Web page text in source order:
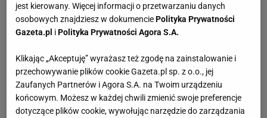
jest kierowany. Więcej informacji o przetwarzaniu danych
osobowych znajdziesz w dokumenciePolityka Prywatności
Gazeta.pl iPolityka Prywatności Agora S.A.
Klikając „Akceptuję” wyrażasz też zgodę na zainstalowanie i
przechowywanie plików cookie Gazeta.pl sp. z o.o., jej
Zaufanych Partnerów i Agora S.A. na Twoim urządzeniu
końcowym. Możesz w każdej chwili zmienić swoje preferencje
dotyczące plików cookie, wywołując narzędzie do zarządzania